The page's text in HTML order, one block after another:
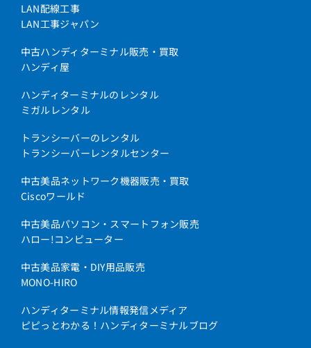
LAN配線工事
LAN工事ジャパン
中古ハンディターミナル販売・買取
ハンディ屋
ハンディターミナルのレンタル
ミガルレンタル
トランシーバーのレンタル
トランシーバーレンタルセンター
中古美品ネットワーク機器販売・買取
Ciscoワールド
中古美品パソコン・スマートフォン販売
ハロー!コンピューター
中古美品家電・DIY用品販売
MONO-HIRO
ハンディターミナル情報発信メディア
ピピっとわかる！ハンディターミナルブログ